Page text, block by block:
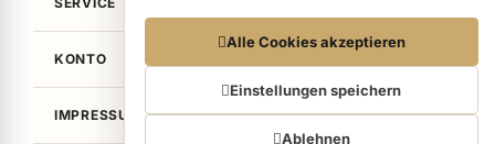
Datennutzungen
Wir arbeiten mit Partnern zusammen, die von
Ihrem Endgerät abgerufene Daten
(Trackingdaten) auch zu eigenen Zwecken
(z.B. Profilbildungen) / zu Zwecken Dritter
Alle Cookies akzeptieren
Einstellungen speichern
Ablehnen
Füße & Zehenringe anzeigen
KONTO
IMPRESSUM / LEGAL